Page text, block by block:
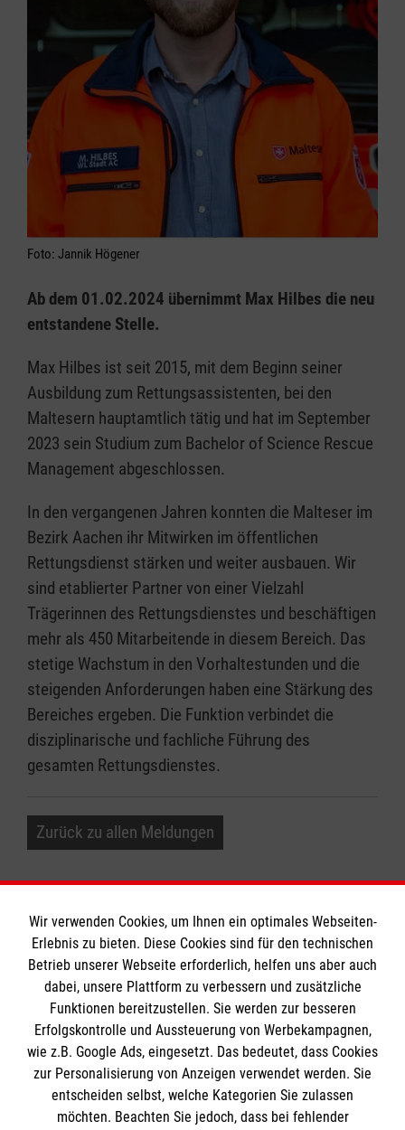
Foto: Jannik Högener
Ab dem 01.02.2024 übernimmt Max Hilbes die neu
entstandene Stelle.
Max Hilbes ist seit 2015, mit dem Beginn seiner
Ausbildung zum Rettungsassistenten, bei den
Maltesern hauptamtlich tätig und hat im September
2023 sein Studium zum Bachelor of Science Rescue
Management abgeschlossen.
In den vergangenen Jahren konnten die Malteser im
Bezirk Aachen ihr Mitwirken im öffentlichen
Rettungsdienst stärken und weiter ausbauen. Wir
sind etablierter Partner von einer Vielzahl
Trägerinnen des Rettungsdienstes und beschäftigen
mehr als 450 Mitarbeitende in diesem Bereich. Das
stetige Wachstum in den Vorhaltestunden und die
steigenden Anforderungen haben eine Stärkung des
Bereiches ergeben. Die Funktion verbindet die
disziplinarische und fachliche Führung des
gesamten Rettungsdienstes.
Zurück zu allen Meldungen
Informationen
Impressum
Datenschutz
Kontakt
Die Malteser
Wir verwenden Cookies, um Ihnen ein optimales Webseiten-
Erlebnis zu bieten. Diese Cookies sind für den technischen
Betrieb unserer Webseite erforderlich, helfen uns aber auch
dabei, unsere Plattform zu verbessern und zusätzliche
Funktionen bereitzustellen. Sie werden zur besseren
Erfolgskontrolle und Aussteuerung von Werbekampagnen,
wie z.B. Google Ads, eingesetzt. Das bedeutet, dass Cookies
zur Personalisierung von Anzeigen verwendet werden. Sie
entscheiden selbst, welche Kategorien Sie zulassen
möchten. Beachten Sie jedoch, dass bei fehlender